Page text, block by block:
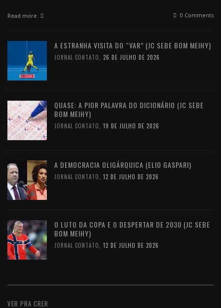
Read more 0 Comments
A ESTRANHA VISITA DO “VAR” (JC SEBE BOM MEIHY)
JORNAL CONTATO 26 DE JULHO DE 2026
QUASE: A PIOR PALAVRA DO DICIONÁRIO (JC SEBE
BOM MEIHY)
JORNAL CONTATO 19 DE JULHO DE 2026
A DEMOCRACIA OLIGÁRQUICA (ELIO GASPARI)
JORNAL CONTATO 12 DE JULHO DE 2026
O LUTO DA COPA E O DESPERTAR DE 2030 (JC SEBE
BOM MEIHY)
JORNAL CONTATO 12 DE JULHO DE 2026
VER PRA CRER